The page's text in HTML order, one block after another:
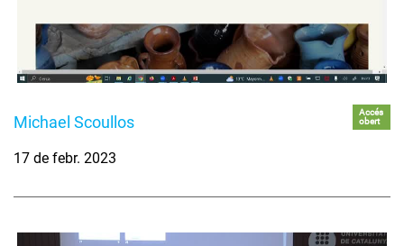
Michael Scoullos
Accés
obert
17 de febr. 2023